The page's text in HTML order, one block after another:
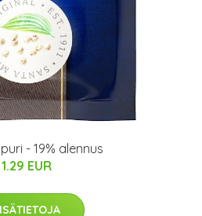
- 19% alennus
1.29 EUR